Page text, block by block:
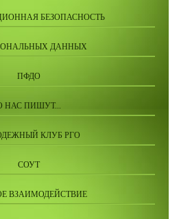
БЕЗОПАСНОСТЬ
ДАННЫХ
ПФДО
НАС ПИШУТ...
КЛУБ РГО
СОУТ
ВЗАИМОДЕЙСТВИЕ